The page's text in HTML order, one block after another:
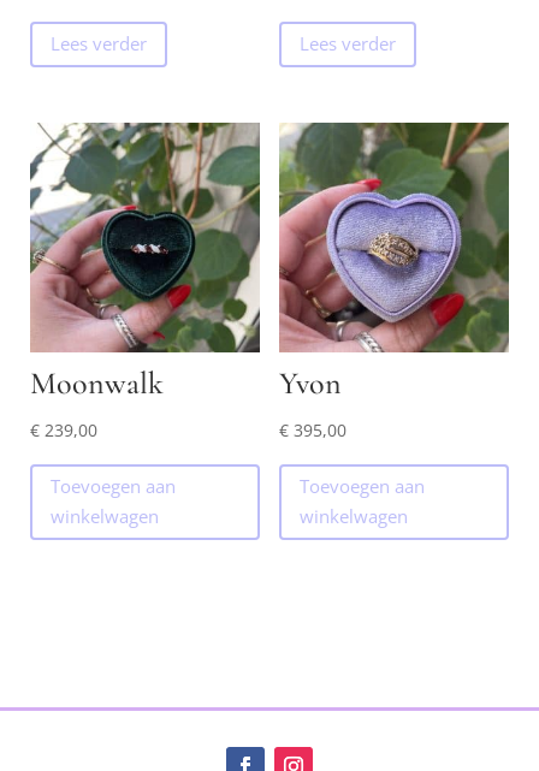
Lees verder Lees verder
Moonwalk
€ 239,00
Toevoegen aan
winkelwagen
Yvon
€395,00
Toevoegen aan
winkelwagen